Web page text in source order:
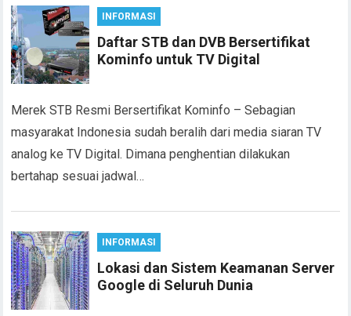
INFORMASI
Daftar STB dan DVB Bersertifikat
Kominfo untuk TV Digital
Merek STB Resmi Bersertifikat Kominfo – Sebagian
masyarakat Indonesia sudah beralih dari media siaran TV
analog ke TV Digital. Dimana penghentian dilakukan
bertahap sesuai jadwal…
INFORMASI
Lokasi dan Sistem Keamanan Server
Google di Seluruh Dunia